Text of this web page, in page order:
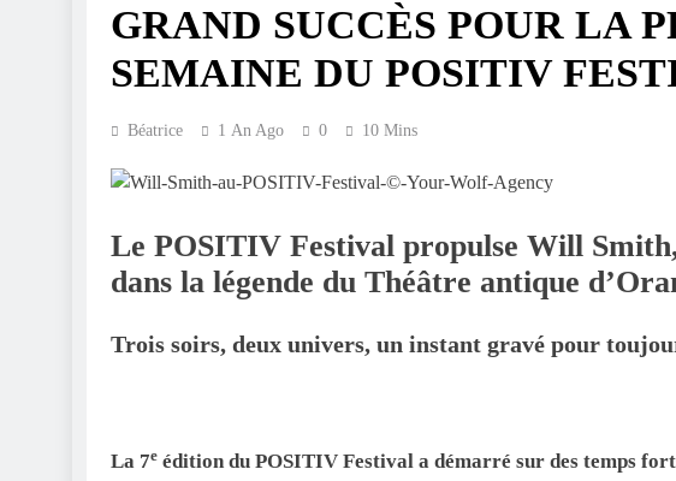
GRAND SUCCÈS POUR LA
SEMAINE DU POSITIV
Béatrice 1 An Ago 0 10 Mins
Le POSITIV Festival propulse Will
dans la légende du Théâtre antique
Trois soirs, deux univers, un instant gravé pour
La 7e édition du POSITIV Festival a démarré sur des temps